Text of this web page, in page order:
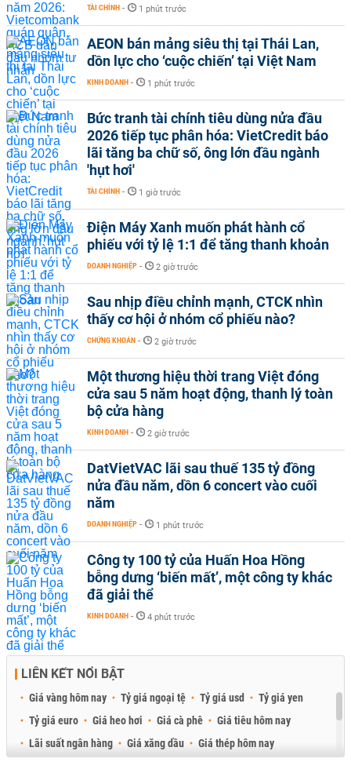
TÀI CHÍNH - 1 phút trước
AEON bán mảng siêu thị tại Thái Lan,
dồn lực cho ‘cuộc chiến’ tại Việt Nam
KINH DOANH - 1 phút trước
Bức tranh tài chính tiêu dùng nửa đầu
2026 tiếp tục phân hóa: VietCredit báo
lãi tăng ba chữ số, ông lớn đầu ngành
'hụt hơi'
TÀI CHÍNH - 1 giờ trước
Điện Máy Xanh muốn phát hành cổ
phiếu với tỷ lệ 1:1 để tăng thanh khoản
DOANH NGHIỆP - 2 giờ trước
Sau nhịp điều chỉnh mạnh, CTCK nhìn
thấy cơ hội ở nhóm cổ phiếu nào?
CHỨNG KHOÁN - 2 giờ trước
Một thương hiệu thời trang Việt đóng
cửa sau 5 năm hoạt động, thanh lý toàn
bộ cửa hàng
KINH DOANH - 2 giờ trước
DatVietVAC lãi sau thuế 135 tỷ đồng
nửa đầu năm, dồn 6 concert vào cuối
năm
DOANH NGHIỆP - 1 phút trước
Công ty 100 tỷ của Huấn Hoa Hồng
bỗng dưng ‘biến mất’, một công ty khác
đã giải thể
KINH DOANH - 4 phút trước
LIÊN KẾT NỔI BẬT
Giá vàng hôm nay Tỷ giá ngoại tệ Tỷ giá usd
Tỷ giá yen
Tỷ giá euro
Giá heo hơi Giá cà phê
Giá tiêu hôm nay
Lãi suất ngân hàng
Giá xăng dầu
Giá thép hôm nay